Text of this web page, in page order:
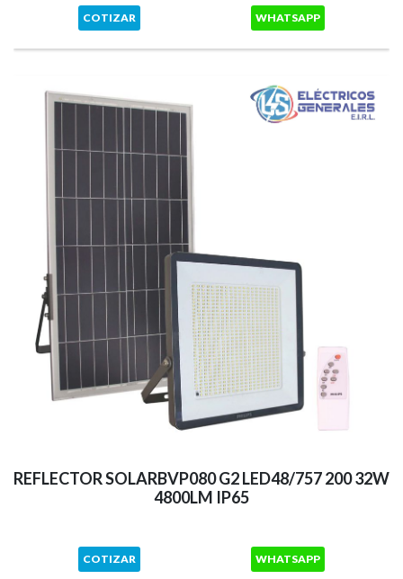
COTIZAR WHATSAPP
REFLECTOR SOLARBVP080 G2 LED48/757 200 32W
4800LM IP65
COTIZAR WHATSAPP